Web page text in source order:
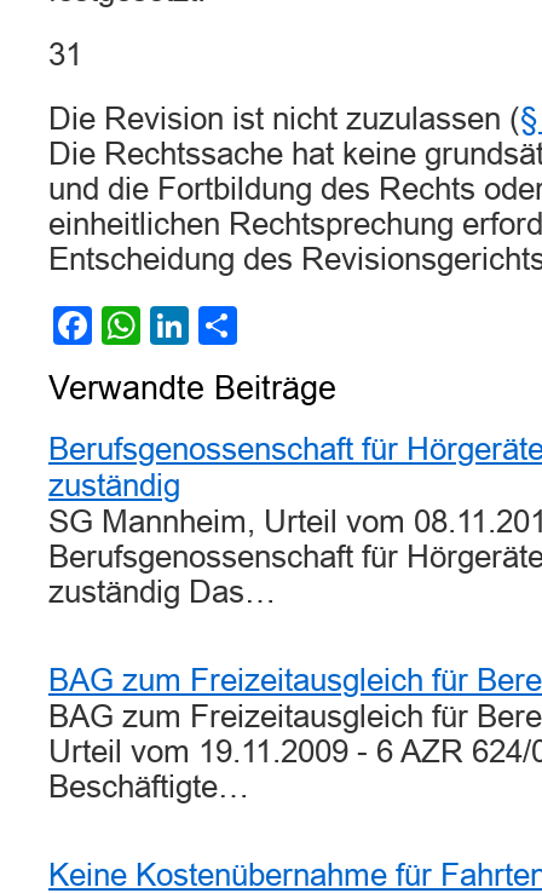
31
Die Revision ist nicht zuzulassen (
Die Rechtssache hat keine
und die Fortbildung des Rechts
einheitlichen Rechtsprechung
Entscheidung des
Facebook
WhatsApp
LinkedIn
Verwandte Beiträge
Berufsgenossenschaft für
zuständig
SG Mannheim, Urteil vom
Berufsgenossenschaft für
zuständig Das…
BAG zum Freizeitausgleich für
BAG zum Freizeitausgleich für
Urteil vom 19.11.2009 - 6 AZR 624/
Beschäftigte…
Keine Kostenübernahme für